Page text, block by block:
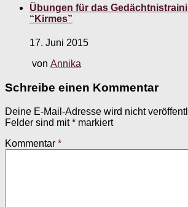
Übungen für das
“Kirmes”
17. Juni 2015
von Annika
Schreibe einen Kommentar
Deine E-Mail-Adresse wird nicht
Felder sind mit* markiert
Kommentar *